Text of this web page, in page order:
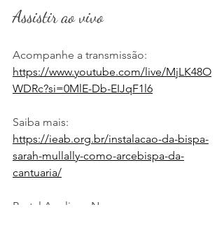
Assistir ao vivo
Acompanhe a transmissão:
https://www.youtube.com/live/MjLK48O
WDRc?si=0MlE-Db-EIJqF1l6
Saiba mais:
https://ieab.org.br/instalacao-da-bispa-
sarah-mullally-como-arcebispa-da-
cantuaria/
Portal Anglican News: